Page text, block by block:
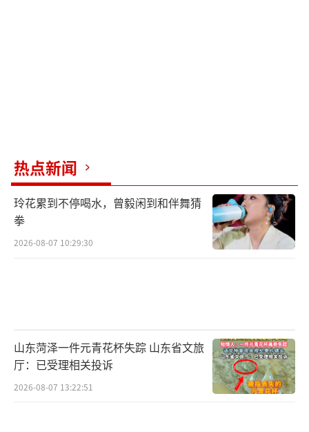
热点新闻
玲花累到不停喝水，曾毅闲到和伴舞猜
拳
2026-08-07 10:29:30
山东菏泽一件元青花杯失踪 山东省文旅
厅：已受理相关投诉
2026-08-07 13:22:51